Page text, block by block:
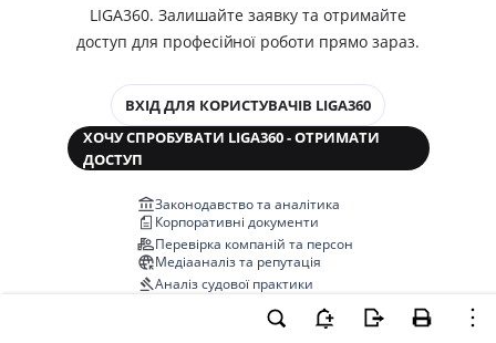
LIGA360. Залишайте заявку та отримайте
доступ для професійної роботи прямо зараз.
ВХІД ДЛЯ КОРИСТУВАЧІВ LIGA360
ХОЧУ СПРОБУВАТИ LIGA360 - ОТРИМАТИ
ДОСТУП
Законодавство та аналітика
Корпоративні документи
Перевірка компаній та персон
Медіааналіз та репутація
Аналіз судової практики